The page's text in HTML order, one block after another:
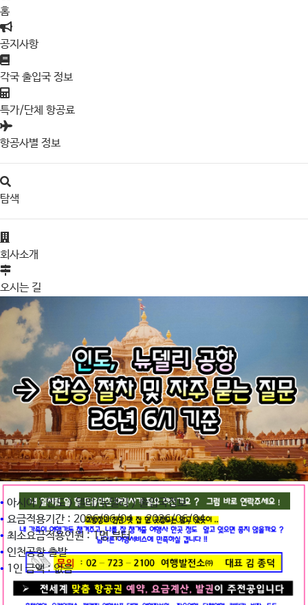
홈
공지사항
각국 출입국 정보
특가/단체 항공료
항공사별 정보
탐색
회사소개
오시는 길
• 아시아 > 인도 > 델리/뉴델리 > 출입국정보
• 요금적용기간 : 2026/06/04 ~ 2026/06/04
• 최소요금적용인원 : 1명 부터
• 인천공항 출발
• 1인 금액 : 없음